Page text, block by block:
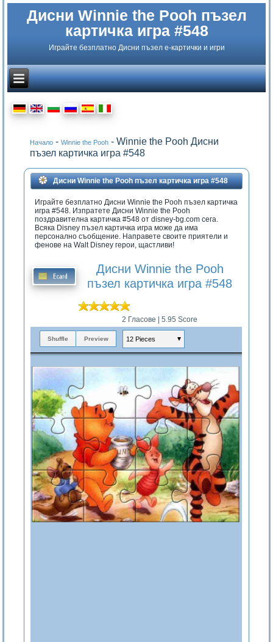
Дисни Winnie the Pooh пъзел
картичка игра #548
Играйте безплатно Дисни пъзел е-картички и игри
Начало -Winnie the Pooh - Winnie the Pooh Дисни
пъзел картичка игра #548
Дисни Winnie the Pooh пъзел картичка игра #548
Играйте безплатно Дисни Winnie the Pooh пъзел картичка
игра #548. Изпратете Дисни Winnie the Pooh
поздравителна картичка #548 от disney-bg.com сега.
Всяка Disney пъзел картичка игра може да има
персонално съобщение. Направете своите приятели и
фенове на Walt Disney герои, щастливи!
Дисни Winnie the Pooh
пъзел картичка игра #548
2 Гласове | 5.95 Score